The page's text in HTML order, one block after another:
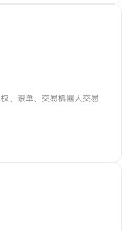
、跟单、交易机器人交易